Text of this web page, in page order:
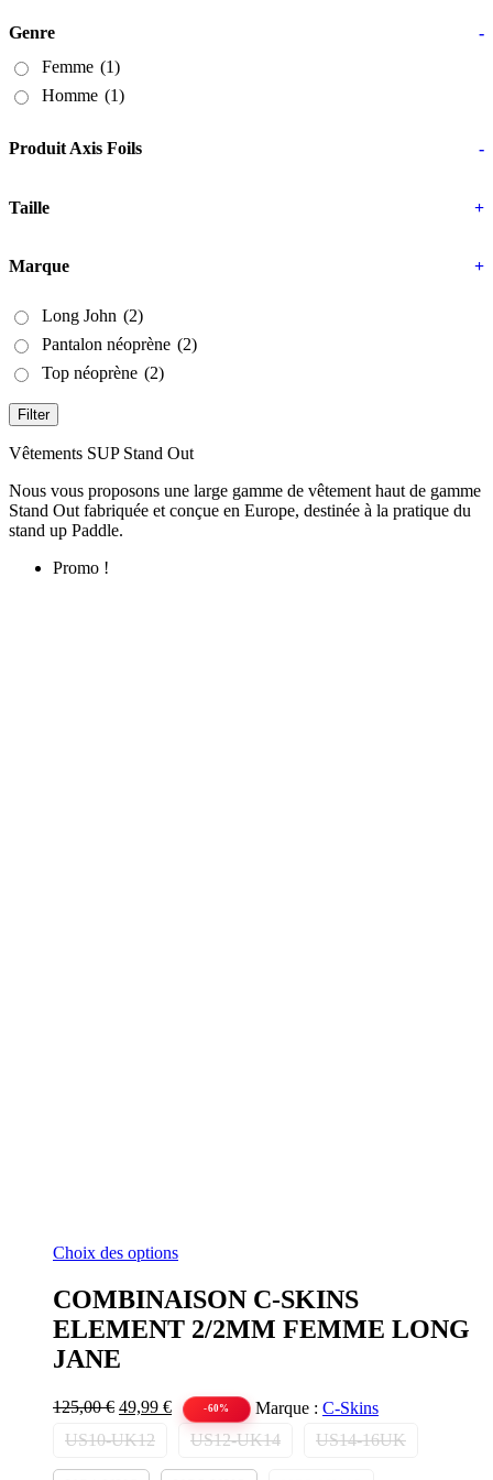
Genre
-
Femme (1)
Homme (1)
Produit Axis Foils -
Taille +
Marque +
Long John (2)
Pantalon néoprène (2)
Top néoprène (2)
Filter
Vêtements SUP Stand Out
Nous vous proposons une large gamme de vêtement haut de gamme
Stand Out fabriquée et conçue en Europe, destinée à la pratique du
stand up Paddle.
Promo !
Choix des optionsCe
a
plusieurs
variations.
être
choisies
sur
la
COMBINAISON C-SKINS
ELEMENT 2/2MM FEMME LONG
JANE
125,00€ Le
initial
49,99 €Le
prix
actuel
-60% Marque : C-Skins
US10-UK12
US12-UK14 US14-16UK